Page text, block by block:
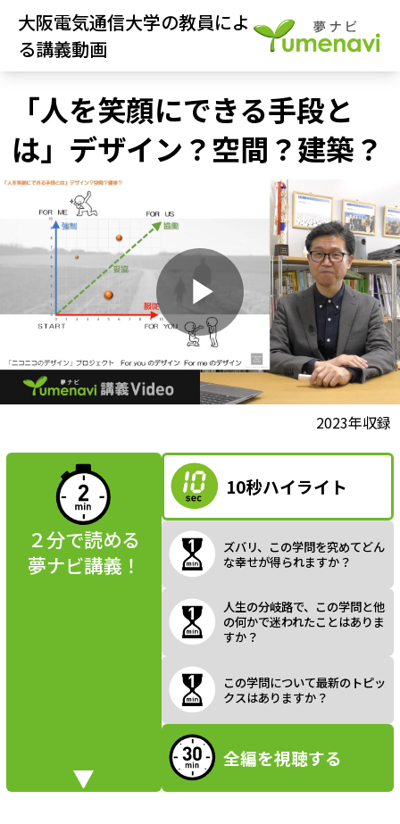
大阪電気通信大学の教員によ
る講義動画
「人を笑顔にできる手段と
は」デザイン？空間？建築？
P
a
y
V
i
2023年収録
２分で読める
夢ナビ講義！
10秒ハイライト
ズバリ、この学問を究めてどん
な幸せが得られますか？
人生の分岐路で、この学問と他
の何かで迷われたことはありま
すか？
この学問について最新のトピッ
クスはありますか？
全編を視聴する